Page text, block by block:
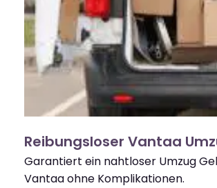
Reibungsloser Vantaa
Garantiert ein nahtloser Umzug
Vantaa ohne Komplikationen.